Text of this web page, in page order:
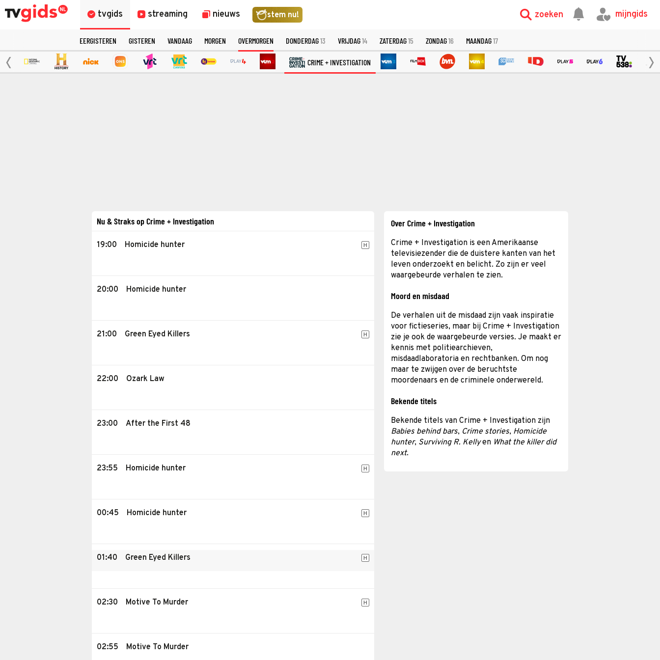
tvgids streaming nieuws stem nu! zoeken mijngids
EERGISTEREN GISTEREN VANDAAG MORGEN OVERMORGEN DONDERDAG13 VRIJDAG14 ZATERDAG15 ZONDAG16 MAANDAG17
CRIME + INVESTIGATION
Nu & Straks op Crime + Investigation
19:00 Homicide hunter H
20:00 Homicide hunter
21:00 Green Eyed Killers H
22:00 Ozark Law
23:00 After the First 48
23:55 Homicide hunter H
00:45 Homicide hunter H
01:40 Green Eyed Killers H
02:30 Motive To Murder H
02:55 Motive To Murder
Over Crime + Investigation
Crime + Investigation is een Amerikaanse
televisiezender die de duistere kanten van het
leven onderzoekt en belicht. Zo zijn er veel
waargebeurde verhalen te zien.
Moord en misdaad
De verhalen uit de misdaad zijn vaak inspiratie
voor fictieseries, maar bij Crime + Investigation
zie je ook de waargebeurde versies. Je maakt er
kennis met politiearchieven,
misdaadlaboratoria en rechtbanken. Om nog
maar te zwijgen over de beruchtste
moordenaars en de criminele onderwereld.
Bekende titels
Bekende titels van Crime + Investigation zijn
Babies behind bars, Crime stories, Homicide
hunter, Surviving R. Kellyen What the killer did
next.